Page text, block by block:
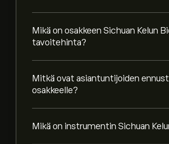
Mikä on osakkeen Sichuan Kelun
tavoitehinta?
Mitkä ovat asiantuntijoiden
osakkeelle?
Mikä on instrumentin Sichuan